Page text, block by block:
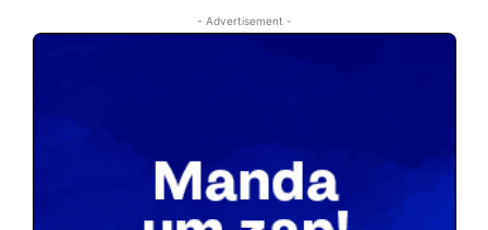
- Advertisement -